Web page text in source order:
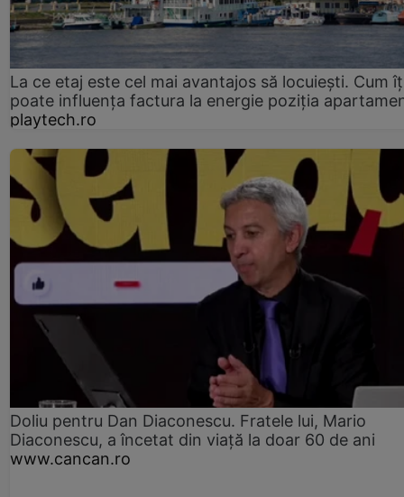
La ce etaj este cel mai avantajos să locuiești. Cum
poate influența factura la energie poziția
playtech.ro
Doliu pentru Dan Diaconescu. Fratele lui, Mario
Diaconescu, a încetat din viață la doar 60 de ani
www.cancan.ro